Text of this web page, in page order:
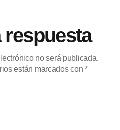
respuesta
no será publicada.
están marcados con*